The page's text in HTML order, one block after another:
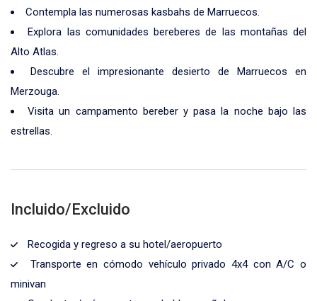
Contempla las numerosas kasbahs de Marruecos.
Explora las comunidades bereberes de las montañas del
Alto Atlas.
Descubre el impresionante desierto de Marruecos en
Merzouga.
Visita un campamento bereber y pasa la noche bajo las
estrellas.
Incluido/Excluido
Recogida y regreso a su hotel/aeropuerto
Transporte en cómodo vehículo privado 4x4 con A/C o
minivan